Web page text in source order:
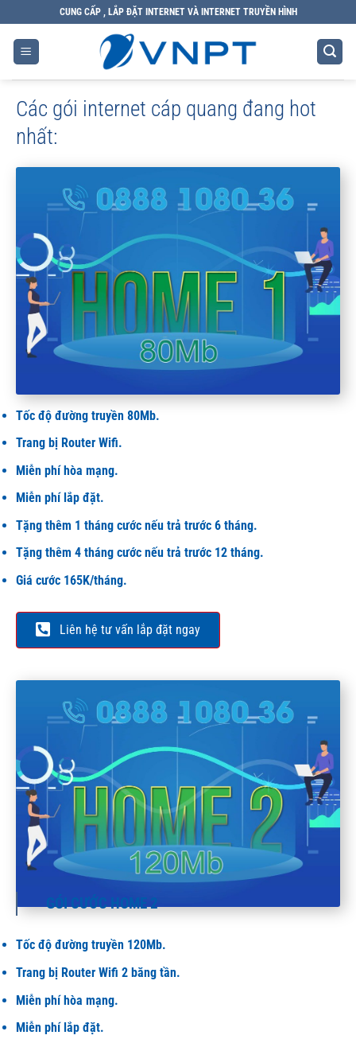
CUNG CẤP , LẮP ĐẶT INTERNET VÀ INTERNET TRUYỀN HÌNH
Các gói internet cáp quang đang hot
nhất:
Tốc độ đường truyền 80Mb.
Trang bị Router Wifi.
Miễn phí hòa mạng.
Miễn phí lắp đặt.
Tặng thêm 1 tháng cước nếu trả trước 6 tháng.
Tặng thêm 4 tháng cước nếu trả trước 12 tháng.
Giá cước 165K/tháng.
Liên hệ tư vấn lắp đặt ngay
GÓI CƯỚC HOME 2
Tốc độ đường truyền 120Mb.
Trang bị Router Wifi 2 băng tần.
Miễn phí hòa mạng.
Miễn phí lắp đặt.